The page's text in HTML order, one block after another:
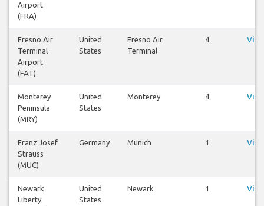
Airport
(FRA)
Fresno Air
Terminal
Airport
(FAT)
United
States
Fresno Air
Terminal
4
Monterey
Peninsula
(MRY)
United
States
Monterey 4
Franz Josef
Strauss
(MUC)
Germany Munich 1
Newark
Liberty
United
States
Newark 1